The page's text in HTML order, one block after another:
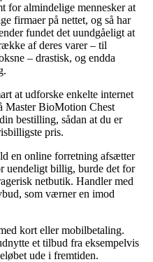
for almindelige mennesker at
firmaer på nettet, og så har
fundet det uundgåeligt at
af deres varer – til
– drastisk, og endda
at udforske enkelte internet
Master BioMotion Chest
bestilling, sådan at du er
pris.
en online forretning afsætter
uendeligt billig, burde det for
netbutik. Handler med
som værner en imod
kort eller mobilbetaling.
et tilbud fra eksempelvis
ude i fremtiden.